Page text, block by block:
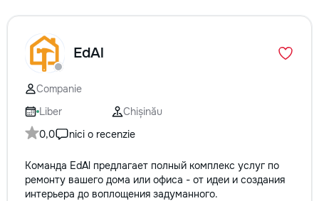
EdAl
Companie
Liber
Chișinău
0,0
nici o recenzie
Команда EdAl предлагает полный комплекс услуг по
ремонту вашего дома или офиса - от идеи и создания
интерьера до воплощения задуманного.